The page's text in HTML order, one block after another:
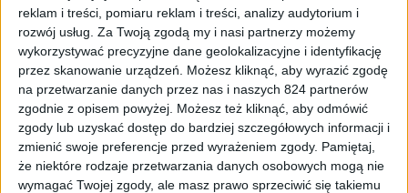
reklam i treści, pomiaru reklam i treści, analizy audytorium i
rozwój usług. Za Twoją zgodą my i nasi partnerzy możemy
wykorzystywać precyzyjne dane geolokalizacyjne i identyfikację
przez skanowanie urządzeń. Możesz kliknąć, aby wyrazić zgodę
na przetwarzanie danych przez nas i naszych 824 partnerów
zgodnie z opisem powyżej. Możesz też kliknąć, aby odmówić
zgody lub uzyskać dostęp do bardziej szczegółowych informacji i
zmienić swoje preferencje przed wyrażeniem zgody. Pamiętaj,
że niektóre rodzaje przetwarzania danych osobowych mogą nie
wymagać Twojej zgody, ale masz prawo sprzeciwić się takiemu